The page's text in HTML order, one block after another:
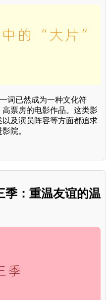
词已然成为一种文化符
票房的电影作品。这类影
及演员阵容等方面都追求
院。
季：重温友谊的温